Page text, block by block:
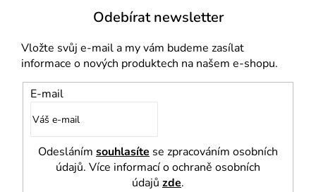
i
s
u
Odebírat newsletter
Vložte svůj e-mail a my vám budeme zasílat
informace o nových produktech na našem e-shopu.
E-mail
Odesláním souhlasíte se zpracováním osobních
údajů. Více informací o ochraně osobních
údajů zde.